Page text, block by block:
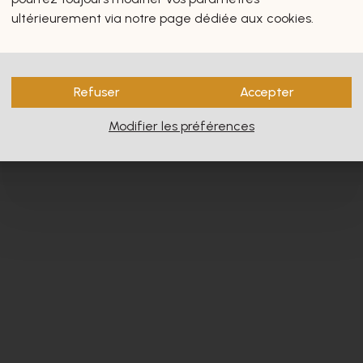
vous intéresseront
ultérieurement via notre page dédiée aux cookies.
Refuser Accepter
Modifier les préférences